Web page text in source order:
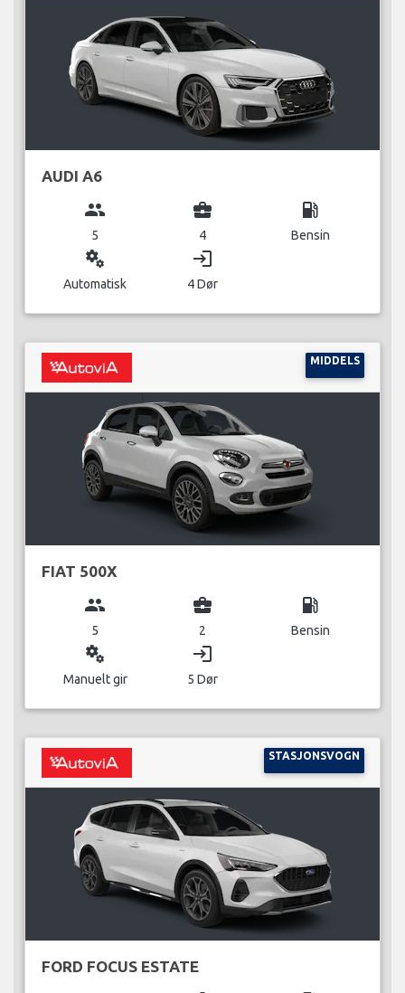
AUDI A6
group
5
business_center
4
local_gas_station
Bensin
miscellaneous_services
Automatisk
login
4 Dør
MIDDELS
FIAT 500X
group
5
business_center
2
local_gas_station
Bensin
miscellaneous_services
Manuelt gir
login
5 Dør
STASJONSVOGN
FORD FOCUS ESTATE